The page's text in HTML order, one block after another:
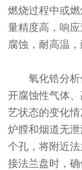
燃烧过程中或
量精度高，响
腐蚀，耐高温
氧化锆分
开腐蚀性气体
艺状态的变化
炉膛和烟道无
个孔，将附近
接法兰盘时，